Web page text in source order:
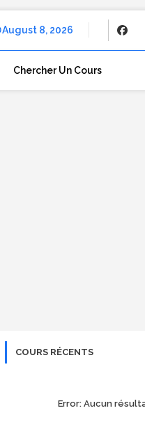
August 8, 2026
Chercher Un Cours
COURS RÉCENTS
Error: Aucun